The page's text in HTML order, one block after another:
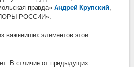
правда» Андрей Крупский,
РОССИИ».
важнейших элементов этой
В отличие от предыдущих